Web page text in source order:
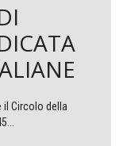
il Circolo della